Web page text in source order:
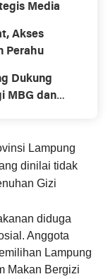
Media
Akses
Perahu
Dukung
MBG dan
Lampung
dinilai tidak
Gizi
diduga
Anggota
Lampung
Makan Bergizi